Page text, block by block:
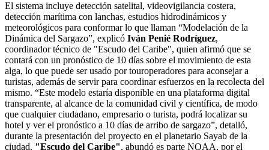
El sistema incluye detección satelital, videovigilancia costera,
detección marítima con lanchas, estudios hidrodinámicos y
meteorológicos para conformar lo que llaman “Modelación de la
Dinámica del Sargazo”, explicó Iván Penié Rodríguez,
coordinador técnico de "Escudo del Caribe", quien afirmó que se
contará con un pronóstico de 10 días sobre el movimiento de esta
alga, lo que puede ser usado por touroperadores para aconsejar a
turistas, además de servir para coordinar esfuerzos en la recolecta del
mismo. “Este modelo estaría disponible en una plataforma digital
transparente, al alcance de la comunidad civil y científica, de modo
que cualquier ciudadano, empresario o turista, podrá localizar su
hotel y ver el pronóstico a 10 días de arribo de sargazo”, detalló,
durante la presentación del proyecto en el planetario Sayab de la
ciudad. "Escudo del Caribe", abundó es parte NOAA, por el